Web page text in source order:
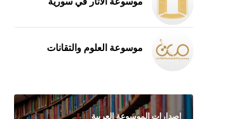
موسوعة العلوم والتقانات
اصدارات الموسوعة العربية